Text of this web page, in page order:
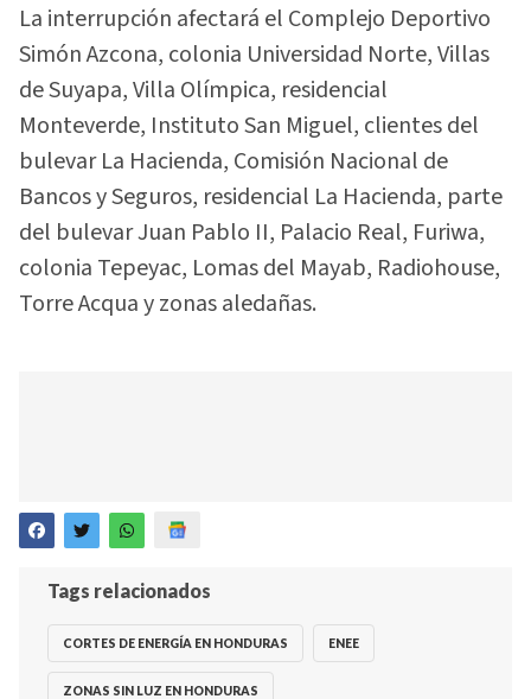
La interrupción afectará el Complejo Deportivo
Simón Azcona, colonia Universidad Norte, Villas
de Suyapa, Villa Olímpica, residencial
Monteverde, Instituto San Miguel, clientes del
bulevar La Hacienda, Comisión Nacional de
Bancos y Seguros, residencial La Hacienda, parte
del bulevar Juan Pablo II, Palacio Real, Furiwa,
colonia Tepeyac, Lomas del Mayab, Radiohouse,
Torre Acqua y zonas aledañas.
Tags relacionados
CORTES DE ENERGÍA EN HONDURAS ENEE
ZONAS SIN LUZ EN HONDURAS